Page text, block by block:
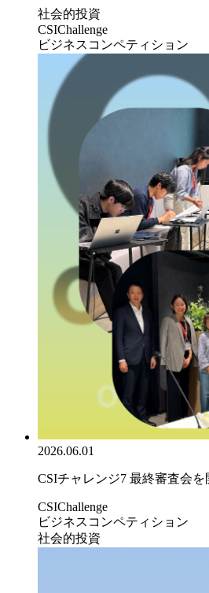
社会的投資
CSIChallenge
ビジネスコンペティション
2026.06.01
CSIチャレンジ7 最終審査会を
CSIChallenge
ビジネスコンペティション
社会的投資